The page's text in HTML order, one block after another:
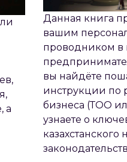
а
Данная книга
вашим
проводником в
вы найдёте
инструкции по
бизнеса (ТОО
узнаете о
казахстанского
ЧЕК-